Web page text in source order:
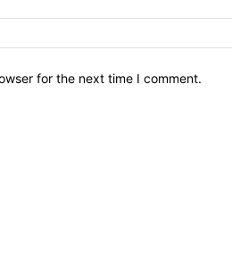
for the next time I comment.